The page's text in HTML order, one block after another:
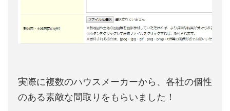
実際に複数のハウスメーカーから、各社の個性
のある素敵な間取りをもらいました！